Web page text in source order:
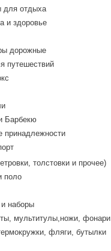
для отдыха
и здоровье
дорожные
путешествий
Барбекю
принадлежности
толстовки и прочее)
поло
и наборы
мультитулы,ножи, фонари
фляги, бутылки